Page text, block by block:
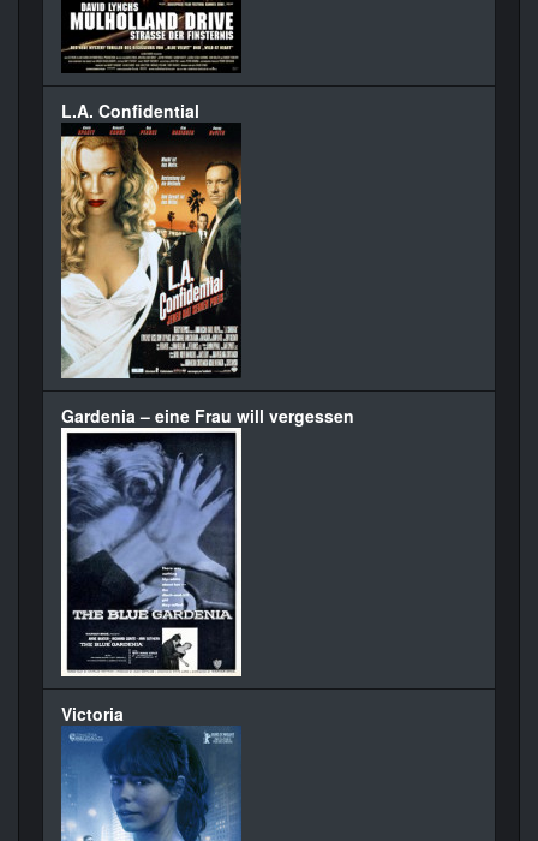
L.A. Confidential
Gardenia – eine Frau will vergessen
Victoria